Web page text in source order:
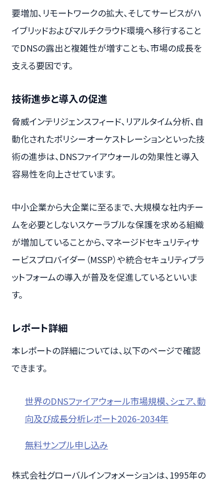
要増加、リモートワークの拡大、そしてサービスがハ
イブリッドおよびマルチクラウド環境へ移行すること
でDNSの露出と複雑性が増すことも、市場の成長を
支える要因です。
技術進歩と導入の促進
脅威インテリジェンスフィード、リアルタイム分析、自
動化されたポリシーオーケストレーションといった技
術の進歩は、DNSファイアウォールの効果性と導入
容易性を向上させています。
中小企業から大企業に至るまで、大規模な社内チー
ムを必要としないスケーラブルな保護を求める組織
が増加していることから、マネージドセキュリティサ
ービスプロバイダー（MSSP）や統合セキュリティプラ
ットフォームの導入が普及を促進しているといいま
す。
レポート詳細
本レポートの詳細については、以下のページで確認
できます。
世界のDNSファイアウォール市場規模、シェア、動
向及び成長分析レポート2026-2034年
無料サンプル申し込み
株式会社グローバルインフォメーションは、1995年の